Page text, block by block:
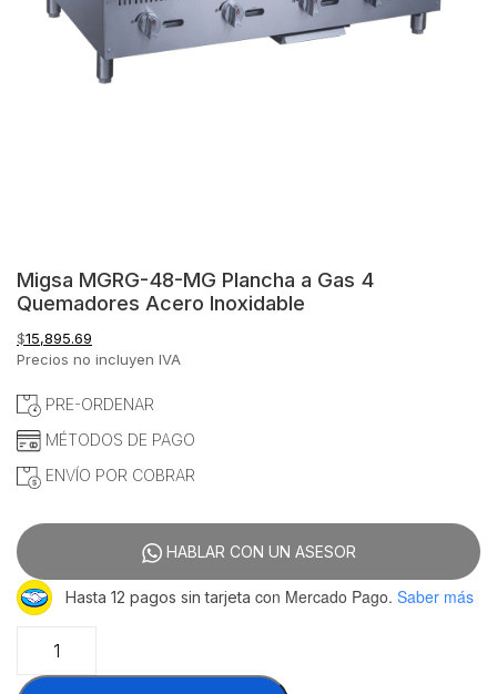
Migsa MGRG-48-MG Plancha a Gas 4
Quemadores Acero Inoxidable
$15,895.69
Precios no incluyen IVA
PRE-ORDENAR
MÉTODOS DE PAGO
ENVÍO POR COBRAR
HABLAR CON UN ASESOR
Hasta 12 pagos sin tarjeta con Mercado Pago. Saber más
MGRG-
48-